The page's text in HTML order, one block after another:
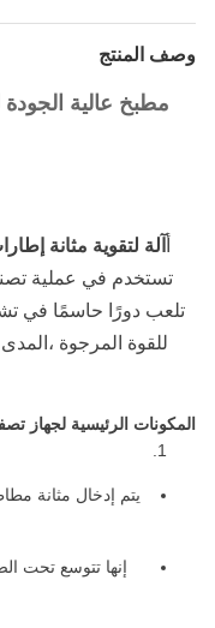
وصف المنتج
مطبخ عالية الجودة
آلة لتقوية مثانة
تستخدم في عملية
تلعب دورًا حاسمًا في
للقوة المرجوة
المكونات الرئيسية لجهاز
يتم إدخال مثانة
إنها تتوسع تحت